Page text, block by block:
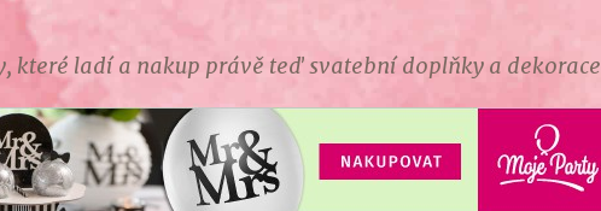
které ladí a nakup právě teď svatební doplňky a dekorace